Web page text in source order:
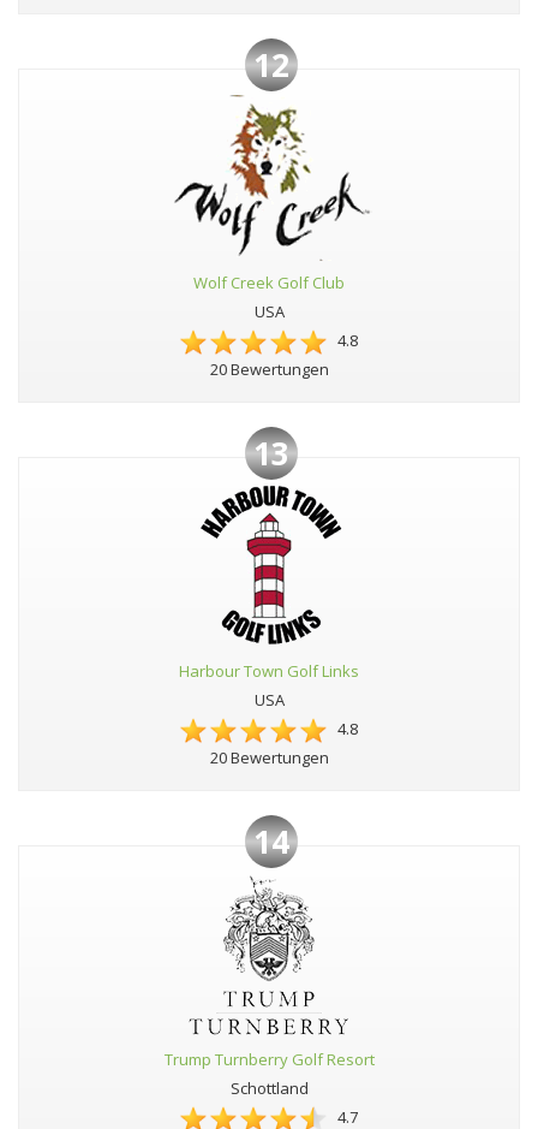
12
Wolf Creek Golf Club
USA
4.8
20 Bewertungen
13
Harbour Town Golf Links
USA
4.8
20 Bewertungen
14
Trump Turnberry Golf Resort
Schottland
4.7